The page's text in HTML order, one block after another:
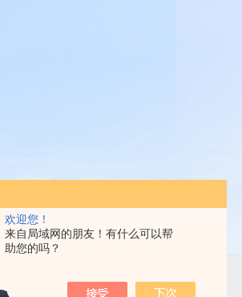
欢迎您！
来自局域网的朋友！有什么可以帮
助您的吗？